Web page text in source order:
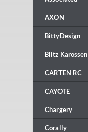
AXON
BittyDesign
Blitz Karossen
CARTEN RC
CAYOTE
Chargery
Corally